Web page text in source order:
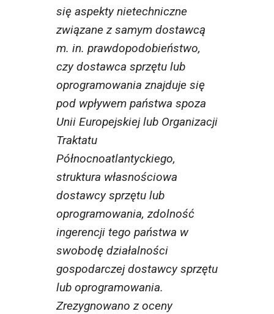
się aspekty nietechniczne
związane z samym dostawcą
m. in. prawdopodobieństwo,
czy dostawca sprzętu lub
oprogramowania znajduje się
pod wpływem państwa spoza
Unii Europejskiej lub Organizacji
Traktatu
Północnoatlantyckiego,
struktura własnościowa
dostawcy sprzętu lub
oprogramowania, zdolność
ingerencji tego państwa w
swobodę działalności
gospodarczej dostawcy sprzętu
lub oprogramowania.
Zrezygnowano z oceny